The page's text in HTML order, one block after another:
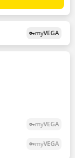
vpn_keymyVEGA
vpn_keymyVEGA
vpn_keymyVEGA